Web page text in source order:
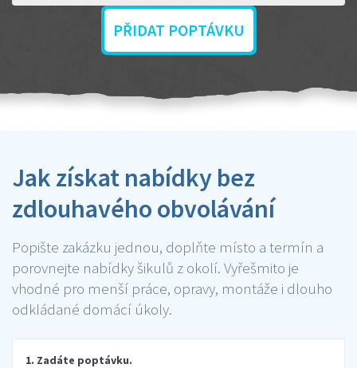
PŘIDAT POPTÁVKU
Jak získat nabídky bez
zdlouhavého obvolávání
Popište zakázku jednou, doplňte místo a termín a
porovnejte nabídky šikulů z okolí. Vyřešmito je
vhodné pro menší práce, opravy, montáže i dlouho
odkládané domácí úkoly.
1. Zadáte poptávku.